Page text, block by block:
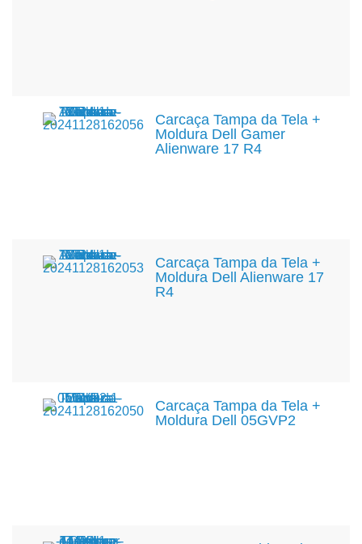
Carcaça Tampa da Tela +
Moldura Dell Gamer
Alienware 17 R4
Carcaça Tampa da Tela +
Moldura Dell Alienware 17
R4
Carcaça Tampa da Tela +
Moldura Dell 05GVP2